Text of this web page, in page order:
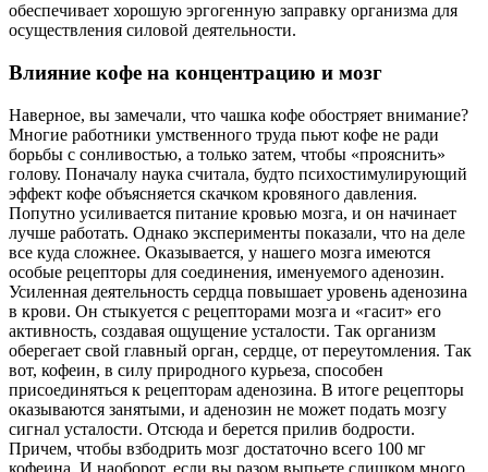
обеспечивает хорошую эргогенную заправку организма для
осуществления силовой деятельности.
Влияние кофе на концентрацию и мозг
Наверное, вы замечали, что чашка кофе обостряет внимание?
Многие работники умственного труда пьют кофе не ради
борьбы с сонливостью, а только затем, чтобы «прояснить»
голову. Поначалу наука считала, будто психостимулирующий
эффект кофе объясняется скачком кровяного давления.
Попутно усиливается питание кровью мозга, и он начинает
лучше работать. Однако эксперименты показали, что на деле
все куда сложнее. Оказывается, у нашего мозга имеются
особые рецепторы для соединения, именуемого аденозин.
Усиленная деятельность сердца повышает уровень аденозина
в крови. Он стыкуется с рецепторами мозга и «гасит» его
активность, создавая ощущение усталости. Так организм
оберегает свой главный орган, сердце, от переутомления. Так
вот, кофеин, в силу природного курьеза, способен
присоединяться к рецепторам аденозина. В итоге рецепторы
оказываются занятыми, и аденозин не может подать мозгу
сигнал усталости. Отсюда и берется прилив бодрости.
Причем, чтобы взбодрить мозг достаточно всего 100 мг
кофеина. И наоборот, если вы разом выпьете слишком много